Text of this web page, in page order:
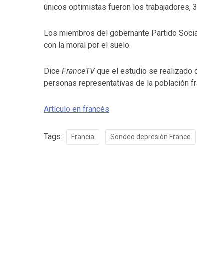
únicos optimistas fueron los trabajadores,
Los miembros del gobernante Partido
con la moral por el suelo.
Dice FranceTVque el estudio se realizado
personas representativas de la población
Artículo en francés
Tags: Francia Sondeo depresión France